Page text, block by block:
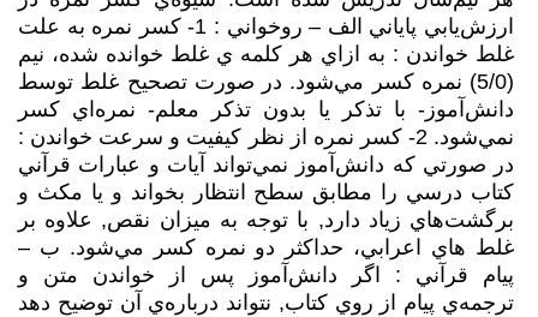
ارزش‌يابي پاياني الف – روخواني : 1- كسر نمره به علت
غلط خواندن : به ازاي هر كلمه ي غلط خوانده شده، نيم
(5/0) نمره كسر مي‌شود. در صورت تصحيح غلط توسط
دانش‌آموز- با تذكر يا بدون تذكر معلم- نمره‌اي كسر
نمي‌شود. 2- كسر نمره از نظر كيفيت و سرعت خواندن :
در صورتي كه دانش‌آموز نمي‌تواند آيات و عبارات قرآني
كتاب درسي را مطابق سطح انتظار بخواند و يا مكث و
برگشت‌هاي زياد دارد, با توجه به ميزان نقص, علاوه بر
غلط هاي اعرابي، حداكثر دو نمره كسر مي‌شود. ب –
پيام قرآني : اگر دانش‌آموز پس از خواندن متن و
ترجمه‌ي پيام از روي كتاب, نتواند درباره‌ي آن توضيح دهد